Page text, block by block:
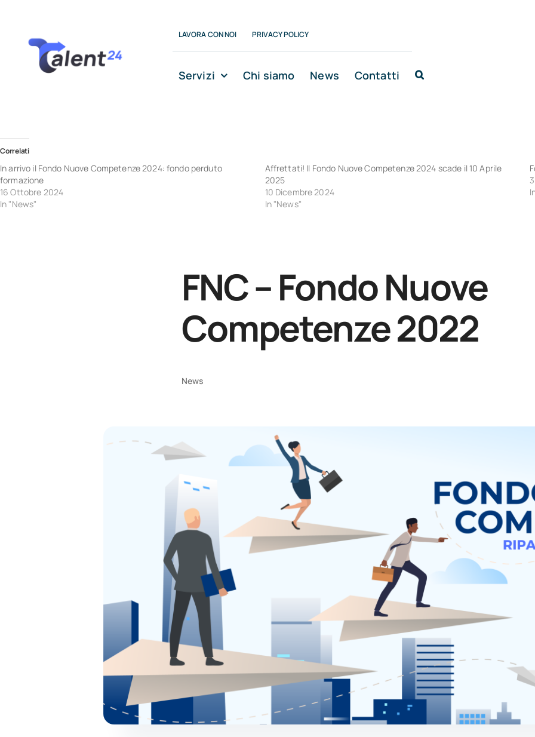
contenuto
LAVORA CON NOI PRIVACY POLICY
Servizi Chi siamo News Contatti
Correlati
In arrivo il Fondo Nuove Competenze 2024: fondo perduto
formazione
16 Ottobre 2024
In "News"
Affrettati! Il Fondo Nuove Competenze 2024 scade il 10 Aprile
2025
10 Dicembre 2024
In "News"
FNC – Fondo Nuove
Competenze 2022
News